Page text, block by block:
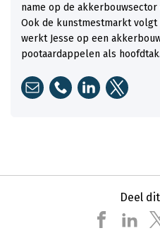
name op de akkerbouwsector
Ook de kunstmestmarkt volgt
werkt Jesse op een
pootaardappelen als hoofdtak.
Deel